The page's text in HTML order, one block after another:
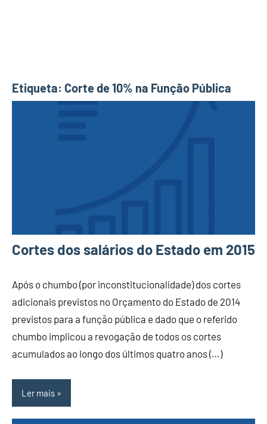
Etiqueta: Corte de 10% na Função Pública
Cortes dos salários do Estado em 2015
Após o chumbo (por inconstitucionalidade) dos cortes
adicionais previstos no Orçamento do Estado de 2014
previstos para a função pública e dado que o referido
chumbo implicou a revogação de todos os cortes
acumulados ao longo dos últimos quatro anos (…)
Ler mais